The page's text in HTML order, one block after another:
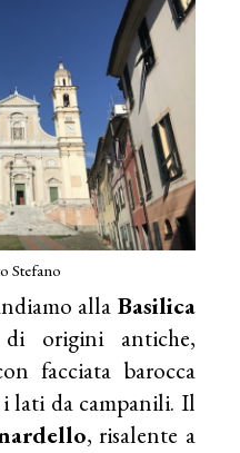
Stefano
allaBasilica
origini antiche,
facciata barocca
lati da campanili. Il
, risalente a